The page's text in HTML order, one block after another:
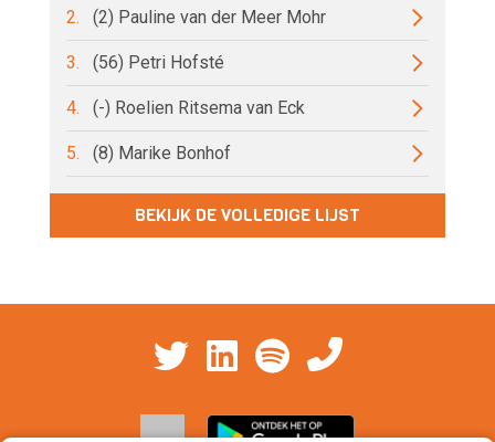
2. (2) Pauline van der Meer Mohr
3. (56) Petri Hofsté
4. (-) Roelien Ritsema van Eck
5. (8) Marike Bonhof
BEKIJK DE VOLLEDIGE LIJST